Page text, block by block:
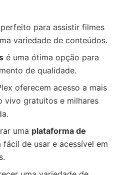
para assistir filmes
variedade de conteúdos.
é uma ótima opção para
de qualidade.
oferecem acesso a mais
vivo gratuitos e milhares
uma plataforma de
fácil de usar e acessível em